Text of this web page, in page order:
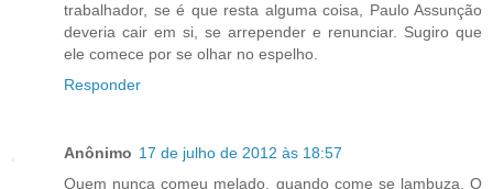
trabalhador, se é que resta alguma coisa, Paulo Assunção
deveria cair em si, se arrepender e renunciar. Sugiro que
ele comece por se olhar no espelho.
Responder
Anônimo 17 de julho de 2012 às 18:57
Quem nunca comeu melado, quando come se lambuza. O